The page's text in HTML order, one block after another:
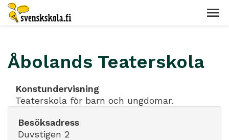
Åbolands Teaterskola
Konstundervisning
Teaterskola för barn och ungdomar.
Besöksadress
Duvstigen 2